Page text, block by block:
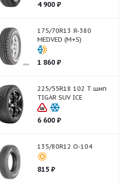
4 900₽
175/70R13 Я-380
MEDVED (M+S)
1 860₽
225/55R18 102 T шип
TIGAR SUV ICE
6 600₽
135/80R12 О-104
815₽